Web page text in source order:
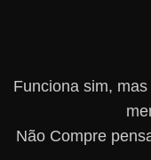
Funciona sim,
Não Compre